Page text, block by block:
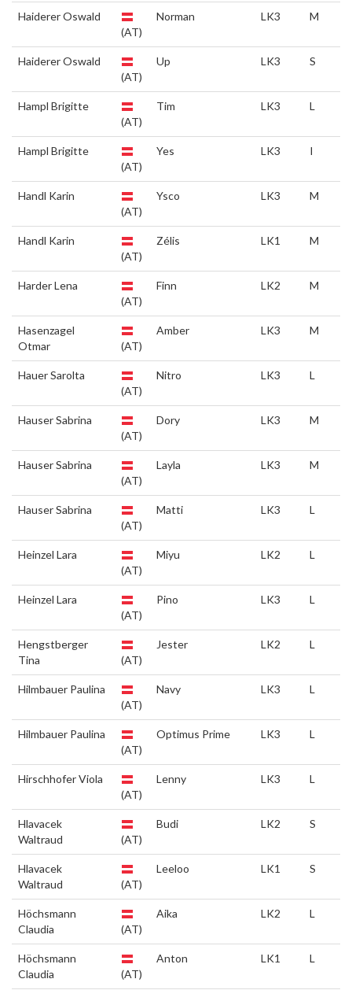
Haiderer Oswald
(AT)
Norman LK3 M
Haiderer Oswald
(AT)
Up LK3 S
Hampl Brigitte
(AT)
Tim LK3 L
Hampl Brigitte
(AT)
Yes LK3 I
Handl Karin
(AT)
Ysco LK3 M
Handl Karin
(AT)
Zélis LK1 M
Harder Lena
(AT)
Finn LK2 M
Hasenzagel
Otmar
(AT)
Amber LK3 M
Hauer Sarolta
(AT)
Nitro LK3 L
Hauser Sabrina
(AT)
Dory LK3 M
Hauser Sabrina
(AT)
Layla LK3 M
Hauser Sabrina
(AT)
Matti LK3 L
Heinzel Lara
(AT)
Miyu LK2 L
Heinzel Lara
(AT)
Pino LK3 L
Hengstberger
Tina
(AT)
Jester LK2 L
Hilmbauer Paulina
(AT)
Navy LK3 L
Hilmbauer Paulina
(AT)
Optimus Prime LK3 L
Hirschhofer Viola
(AT)
Lenny LK3 L
Hlavacek
Waltraud
(AT)
Budi LK2 S
Hlavacek
Waltraud
(AT)
Leeloo LK1 S
Höchsmann
Claudia
(AT)
Aika LK2 L
Höchsmann
Claudia
(AT)
Anton LK1 L